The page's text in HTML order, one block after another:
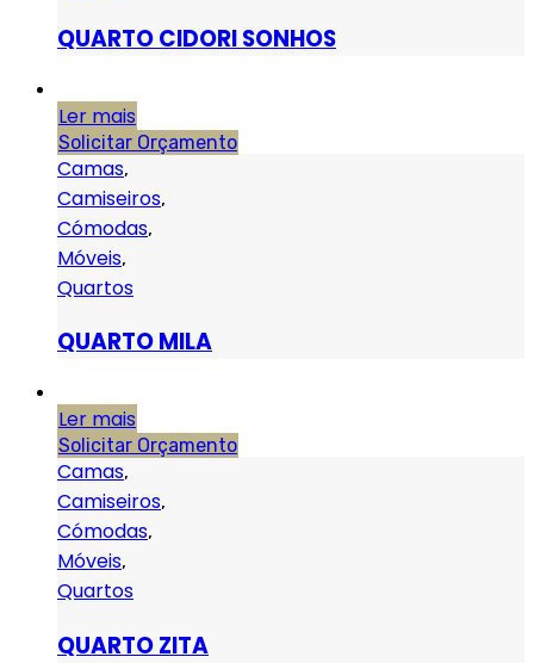
QUARTO CIDORI SONHOS
Ler mais
Solicitar Orçamento
Camas,
Camiseiros,
Cómodas,
Móveis,
Quartos
QUARTO MILA
Ler mais
Solicitar Orçamento
Camas,
Camiseiros,
Cómodas,
Móveis,
Quartos
QUARTO ZITA